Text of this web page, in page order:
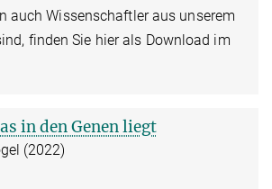
auch Wissenschaftler aus unserem
finden Sie hier als Download im
in den Genen liegt
(2022)